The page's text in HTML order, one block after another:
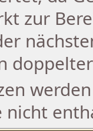
zur
nicht